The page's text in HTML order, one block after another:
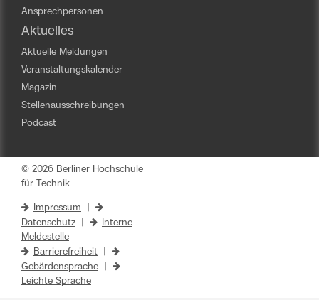
Ansprechpersonen
Aktuelles
Aktuelle Meldungen
Veranstaltungskalender
Magazin
Stellenausschreibungen
Podcast
© 2026 Berliner Hochschule
für Technik
Impressum
Datenschutz
Interne
Meldestelle
Barrierefreiheit
Gebärdensprache
Leichte Sprache